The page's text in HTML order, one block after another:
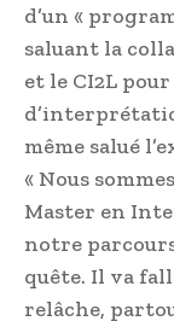
d’un «
saluant la
et le CI2L
même salué
« Nous
Master en
notre
quête. Il va
relâche,